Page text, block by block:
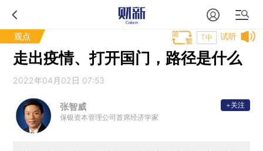
观点 试听
T中
走出疫情、打开国门，路径是什么
2022年04月02日 07:53
张智威
保银资本管理公司首席经济学家
+关注